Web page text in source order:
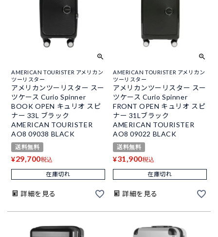
AMERICAN TOURISTER アメリカン
ツーリスター
アメリカンツーリスター スー
ツケース Curio Spinner
BOOK OPEN キュリオ スピ
ナー 33L ブラック
AMERICAN TOURISTER
AO8 09038 BLACK
送料無料
¥29,700税込
在庫切れ
詳細を見る
AMERICAN TOURISTER アメリカン
ツーリスター
アメリカンツーリスター スー
ツケース Curio Spinner
FRONT OPEN キュリオ スピ
ナー 31Lブラック
AMERICAN TOURISTER
AO8 09022 BLACK
送料無料
¥31,900税込
在庫切れ
詳細を見る